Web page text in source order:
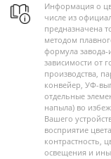
Информация о
числе из
предназначена
методом
формула завода-
зависимости от
производства,
конвейер, УФ-
отдельные
напыла) во
Вашего
восприятие
контрастность,
освещения и